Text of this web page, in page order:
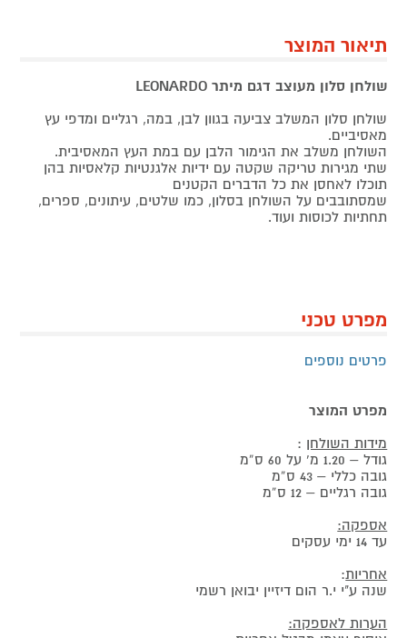
תיאור המוצר
שולחן סלון מעוצב דגם מיתר LEONARDO
שולחן סלון המשלב צביעה בגוון לבן, במה, רגליים ומדפי עץ
מאסיביים.
השולחן משלב את הגימור הלבן עם במת העץ המאסיבית.
שתי מגירות טריקה שקטה עם ידיות אלגנטיות קלאסיות בהן
תוכלו לאחסן את כל הדברים הקטנים
שמסתובבים על השולחן בסלון, כמו שלטים, עיתונים, ספרים,
תחתיות לכוסות ועוד.
מפרט טכני
פרטים נוספים
מפרט המוצר
מידות השולחן :
גודל – 1.20 מ’ על 60 ס”מ
גובה כללי – 43 ס”מ
גובה רגליים – 12 ס”מ
אספקה:
עד 14 ימי עסקים
אחריות:
שנה ע"י י.ר הום דיזיין יבואן רשמי
הערות לאספקה: